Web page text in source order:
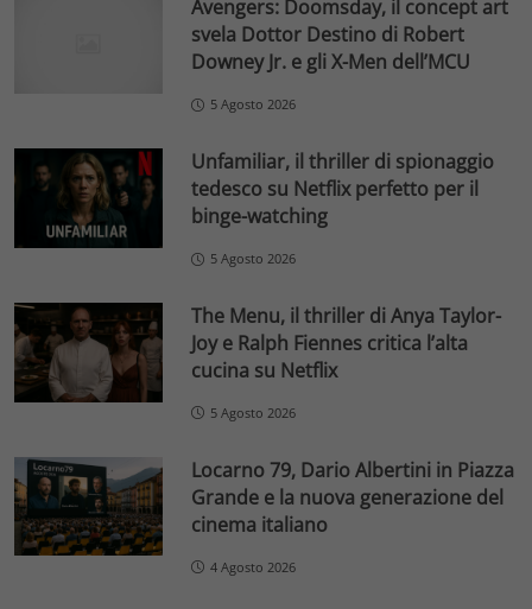
Avengers: Doomsday, il concept art
svela Dottor Destino di Robert
Downey Jr. e gli X-Men dell’MCU
5 Agosto 2026
Unfamiliar, il thriller di spionaggio
tedesco su Netflix perfetto per il
binge-watching
5 Agosto 2026
The Menu, il thriller di Anya Taylor-
Joy e Ralph Fiennes critica l’alta
cucina su Netflix
5 Agosto 2026
Locarno 79, Dario Albertini in Piazza
Grande e la nuova generazione del
cinema italiano
4 Agosto 2026